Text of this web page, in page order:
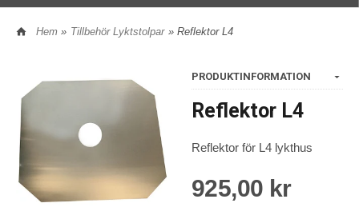
Hem » Tillbehör Lyktstolpar » Reflektor L4
PRODUKTINFORMATION
Reflektor L4
Reflektor för L4 lykthus
925,00 kr